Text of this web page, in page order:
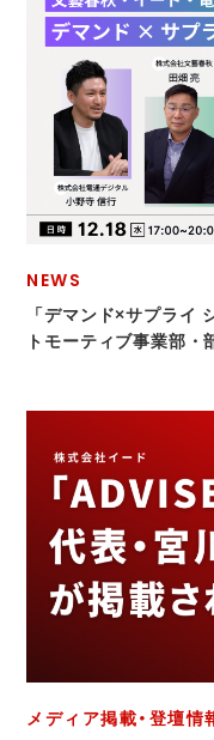
NEWS
「デマンド×サプライ
トモーティブ事業部・
メディア掲載・登壇情